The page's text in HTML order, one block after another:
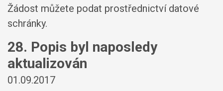
Žádost můžete podat prostřednictví datové
schránky.
28. Popis byl naposledy
aktualizován
01.09.2017